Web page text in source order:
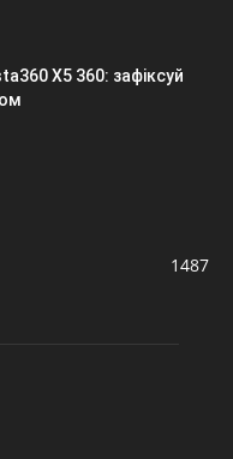
X5 360: зафіксуй
1487